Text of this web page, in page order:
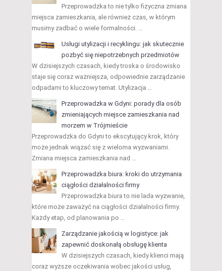
Przeprowadzka to nie tylko fizyczna zmiana
miejsca zamieszkania, ale również czas, w którym
musimy zadbać o wiele formalności. …
Usługi utylizacji i recyklingu: jak skutecznie
pozbyć się niepotrzebnych przedmiotów
W dzisiejszych czasach, kiedy troska o środowisko
staje się coraz ważniejsza, odpowiednie zarządzanie
odpadami to kluczowy temat. Utylizacja …
Przeprowadzka w Gdyni: porady dla osób
zmieniających miejsce zamieszkania nad
morzem w Trójmieście
Przeprowadzka do Gdyni to ekscytujący krok, który
może jednak wiązać się z wieloma wyzwaniami.
Zmiana miejsca zamieszkania nad …
Przeprowadzka biura: kroki do utrzymania
ciągłości działalności firmy
Przeprowadzka biura to nie lada wyzwanie,
które może zaważyć na ciągłości działalności firmy.
Każdy etap, od planowania po …
Zarządzanie jakością w logistyce: jak
zapewnić doskonałą obsługę klienta
W dzisiejszych czasach, kiedy klienci mają
coraz wyższe oczekiwania wobec jakości usług,